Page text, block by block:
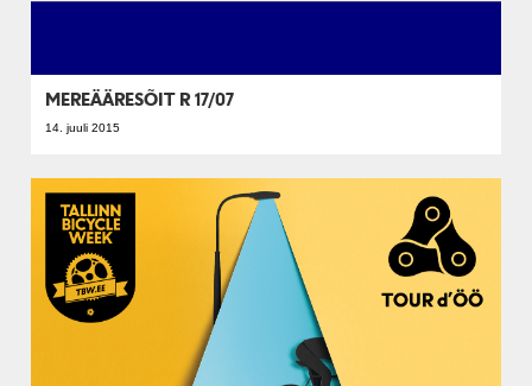
MEREÄÄRESÕIT R 17/07
14. juuli 2015